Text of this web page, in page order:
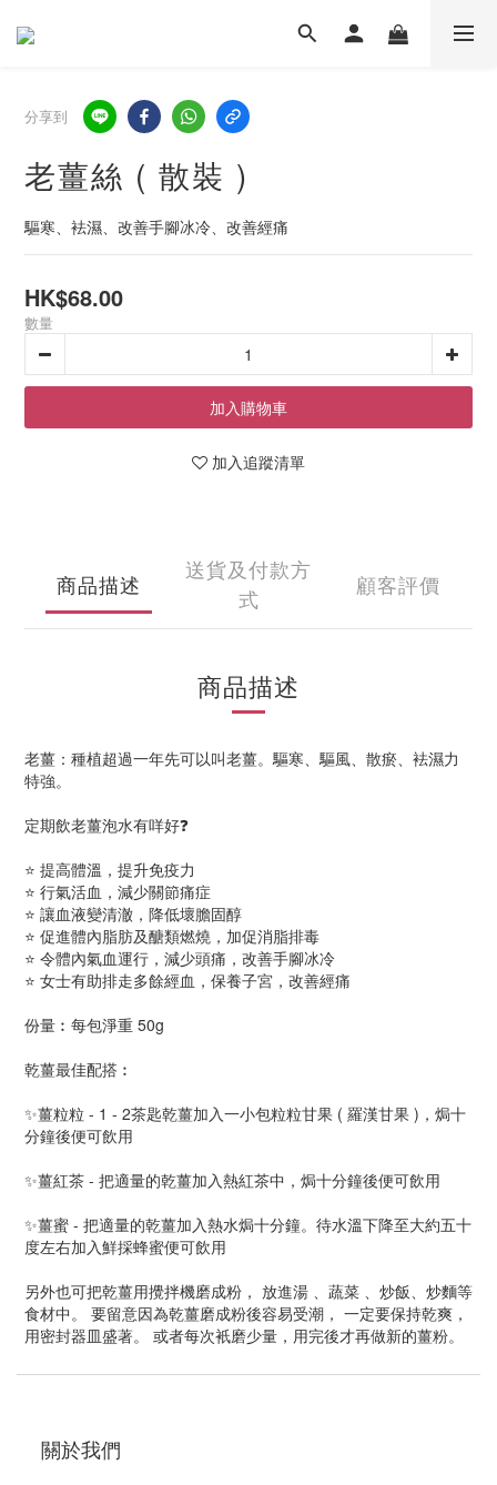
分享到
老薑絲 ( 散裝 )
驅寒、袪濕、改善手腳冰冷、改善經痛
HK$68.00
數量
加入購物車
加入追蹤清單
商品描述
送貨及付款方
式
顧客評價
商品描述
老薑：種植超過一年先可以叫老薑。驅寒、驅風、散瘀、袪濕力
特強。
定期飲老薑泡水有咩好❓
⭐ 提高體溫，提升免疫力
⭐ 行氣活血，減少關節痛症
⭐ 讓血液變清澈，降低壞膽固醇
⭐ 促進體內脂肪及醣類燃燒，加促消脂排毒
⭐ 令體內氣血運行，減少頭痛，改善手腳冰冷
⭐ 女士有助排走多餘經血，保養子宮，改善經痛
份量︰每包淨重 50g
乾薑最佳配搭︰
✨薑粒粒 - 1 - 2茶匙乾薑加入一小包粒粒甘果 ( 羅漢甘果 )，焗十
分鐘後便可飲用
✨薑紅茶 - 把適量的乾薑加入熱紅茶中，焗十分鐘後便可飲用
✨薑蜜 - 把適量的乾薑加入熱水焗十分鐘。待水溫下降至大約五十
度左右加入鮮採蜂蜜便可飲用
另外也可把乾薑用攪拌機磨成粉， 放進湯 、蔬菜 、炒飯、炒麵等
食材中。 要留意因為乾薑磨成粉後容易受潮， 一定要保持乾爽，
用密封器皿盛著。 或者每次衹磨少量，用完後才再做新的薑粉。
關於我們